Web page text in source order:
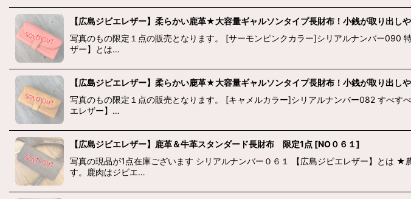
【広島ジビエレザー】柔らかい鹿革★大容量ギャルソンタイプ長財布！小銭が取り出しや
写真のもの限定１点の販売となります。 [サーモンピンクカラー]シリアルナンバー090
ザー】とは…
【広島ジビエレザー】柔らかい鹿革★大容量ギャルソンタイプ長財布！小銭が取り出しや
写真のもの限定１点の販売となります。 [キャメルカラー]シリアルナンバー082 すべ
エレザー】…
【広島ジビエレザー】鹿革＆牛革スタンダード長財布 限定1点 [NO０６１]
写真の現品が1点在庫ございます シリアルナンバー０６１ 【広島ジビエレザー】とは
す。鹿肉はジビエ…